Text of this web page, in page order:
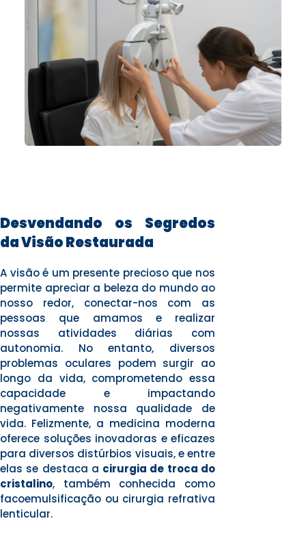
Desvendando os Segredos
da Visão Restaurada
A visão é um presente precioso que nos
permite apreciar a beleza do mundo ao
nosso redor, conectar-nos com as
pessoas que amamos e realizar
nossas atividades diárias com
autonomia. No entanto, diversos
problemas oculares podem surgir ao
longo da vida, comprometendo essa
capacidade e impactando
negativamente nossa qualidade de
vida. Felizmente, a medicina moderna
oferece soluções inovadoras e eficazes
para diversos distúrbios visuais, e entre
elas se destaca a cirurgia de troca do
cristalino, também conhecida como
facoemulsificação ou cirurgia refrativa
lenticular.